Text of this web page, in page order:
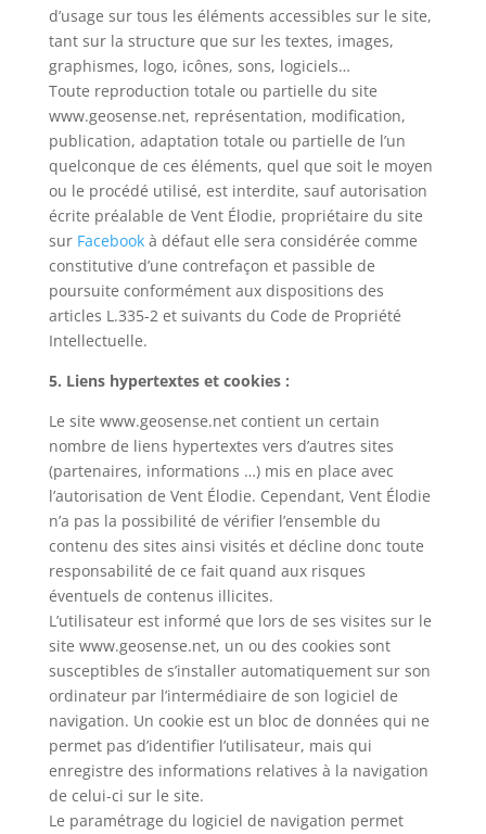
d’usage sur tous les éléments accessibles sur le site,
tant sur la structure que sur les textes, images,
graphismes, logo, icônes, sons, logiciels…
Toute reproduction totale ou partielle du site
www.geosense.net, représentation, modification,
publication, adaptation totale ou partielle de l’un
quelconque de ces éléments, quel que soit le moyen
ou le procédé utilisé, est interdite, sauf autorisation
écrite préalable de Vent Élodie, propriétaire du site
sur Facebookà défaut elle sera considérée comme
constitutive d’une contrefaçon et passible de
poursuite conformément aux dispositions des
articles L.335-2 et suivants du Code de Propriété
Intellectuelle.
5. Liens hypertextes et cookies :
Le site www.geosense.net contient un certain
nombre de liens hypertextes vers d’autres sites
(partenaires, informations …) mis en place avec
l’autorisation de Vent Élodie. Cependant, Vent Élodie
n’a pas la possibilité de vérifier l’ensemble du
contenu des sites ainsi visités et décline donc toute
responsabilité de ce fait quand aux risques
éventuels de contenus illicites.
L’utilisateur est informé que lors de ses visites sur le
site www.geosense.net, un ou des cookies sont
susceptibles de s’installer automatiquement sur son
ordinateur par l’intermédiaire de son logiciel de
navigation. Un cookie est un bloc de données qui ne
permet pas d’identifier l’utilisateur, mais qui
enregistre des informations relatives à la navigation
de celui-ci sur le site.
Le paramétrage du logiciel de navigation permet